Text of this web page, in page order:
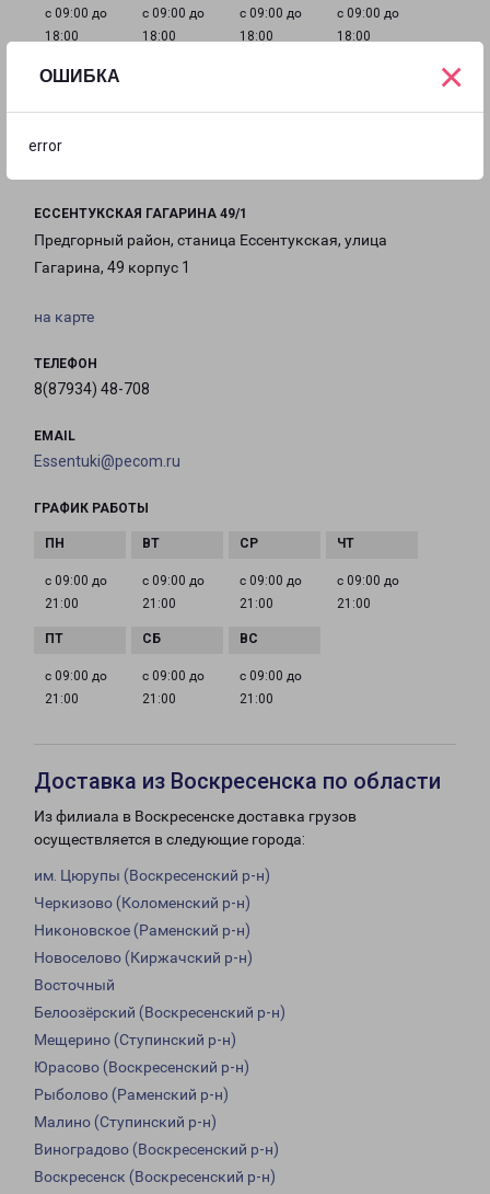
ОШИБКА
error
×
с 09:00 до
18:00
с 09:00 до
18:00
с 09:00 до
18:00
с 09:00 до
18:00
с 09:00 до
Выходной Выходной
ЕССЕНТУКСКАЯ ГАГАРИНА 49/1
Предгорный район, станица Ессентукская, улица
Гагарина, 49 корпус 1
на карте
ТЕЛЕФОН
8(87934) 48-708
EMAIL
Essentuki@pecom.ru
ГРАФИК РАБОТЫ
с 09:00 до
21:00
с 09:00 до
21:00
с 09:00 до
21:00
с 09:00 до
21:00
с 09:00 до
21:00
с 09:00 до
21:00
с 09:00 до
21:00
Доставка из Воскресенска по области
Из филиала в Воскресенске доставка грузов
осуществляется в следующие города:
им. Цюрупы (Воскресенский р-н)
Черкизово (Коломенский р-н)
Никоновское (Раменский р-н)
Новоселово (Киржачский р-н)
Восточный
Белоозёрский (Воскресенский р-н)
Мещерино (Ступинский р-н)
Юрасово (Воскресенский р-н)
Рыболово (Раменский р-н)
Малино (Ступинский р-н)
Виноградово (Воскресенский р-н)
Воскресенск (Воскресенский р-н)